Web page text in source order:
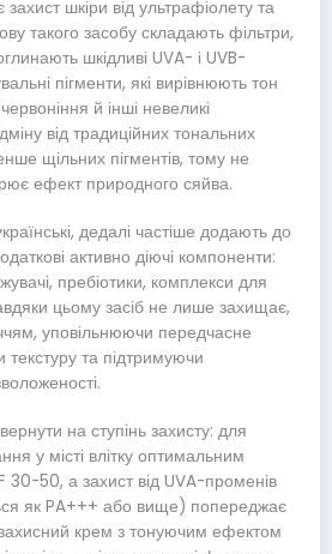
шкіри від ультрафіолету та
такого засобу складають фільтри,
шкідливі UVA- і UVB-
пігменти, які вирівнюють тон
й інші невеликі
від традиційних тональних
щільних пігментів, тому не
ефект природного сяйва.
дедалі частіше додають до
активно діючі компоненти:
пребіотики, комплекси для
цьому засіб не лише захищає,
уповільнюючи передчасне
та підтримуючи
на ступінь захисту: для
у місті влітку оптимальним
30-50, а захист від UVA-променів
як PA+++ або вище) попереджає
крем з тонуючим ефектом